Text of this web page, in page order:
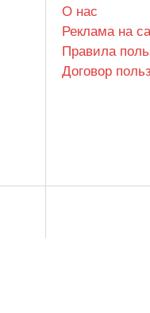
О нас
Реклама на
Правила
Договор